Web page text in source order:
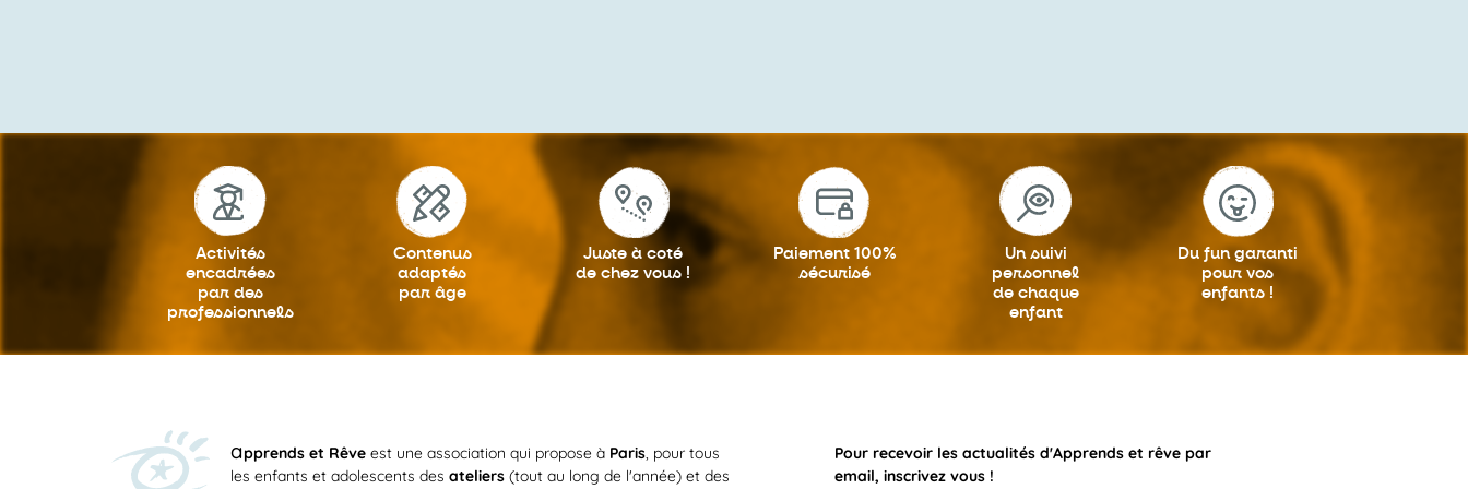
Activités
encadrées
par des
professionnels
Contenus
adaptés
par âge
Juste à coté
de chez vous !
Paiement 100%
sécurisé
Un suivi
personnel
de chaque
enfant
Du fun garanti
pour vos
enfants !
apprends et Rêve est une association qui propose à Paris, pour tous
les enfants et adolescents desateliers (tout au long de l'année) et des
Pour recevoir les actualités d'Apprends et rêve par
email, inscrivez vous !